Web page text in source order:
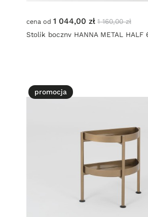
cena od 1 044,00 zł 1 160,00 zł
Stolik boczny HANNA METAL HALF
promocja